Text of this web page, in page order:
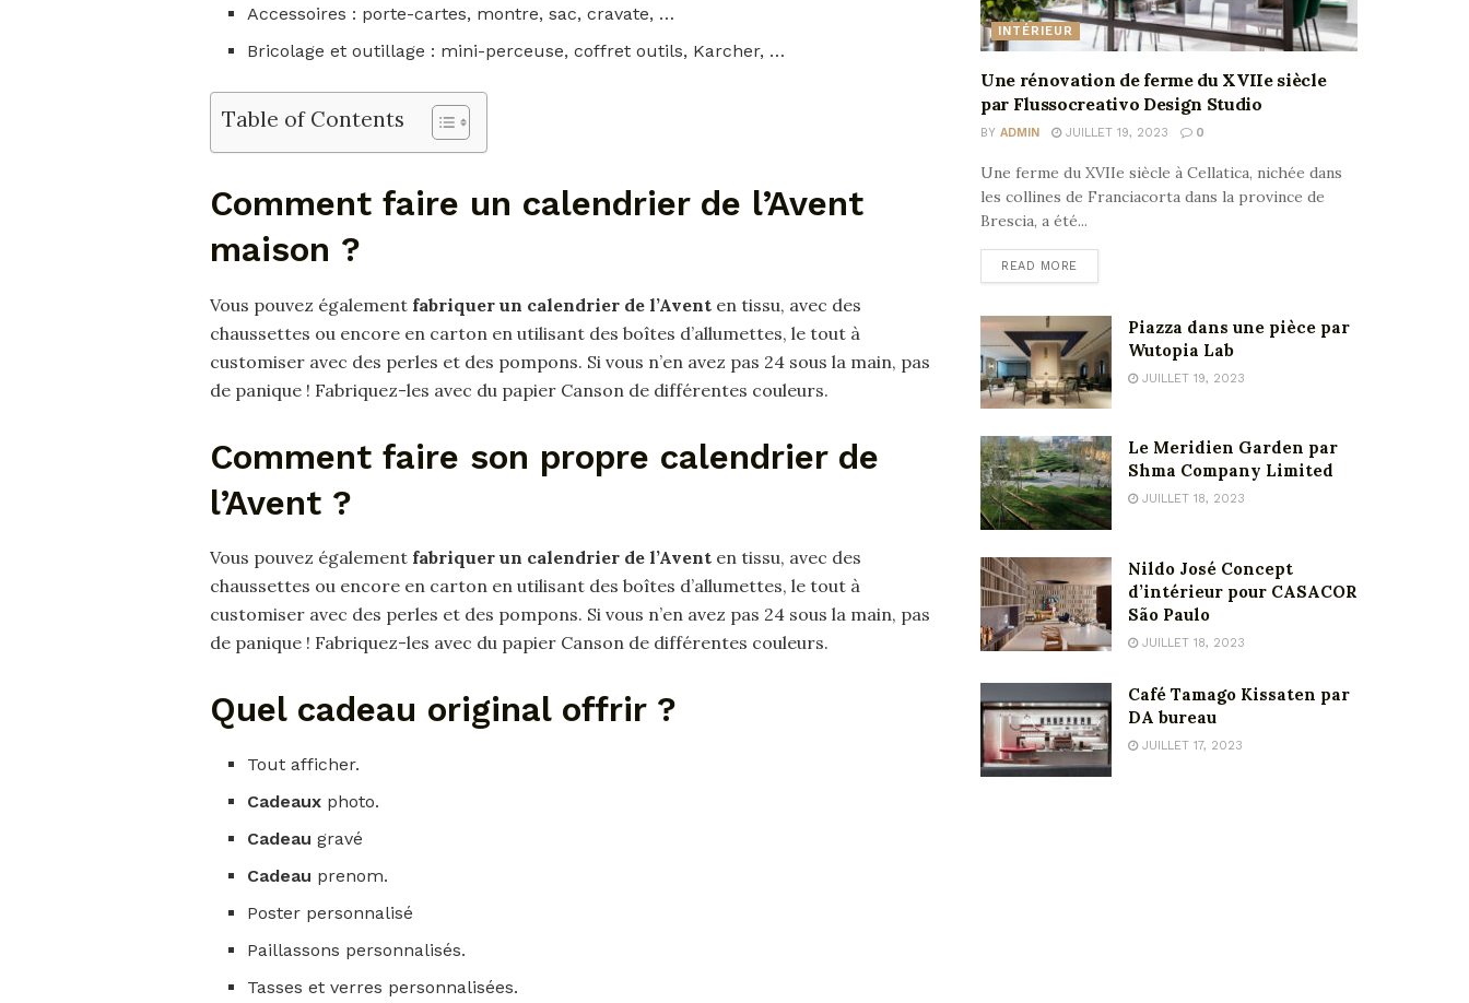
Accessoires : porte-cartes, montre, sac, cravate, …
Bricolage et outillage : mini-perceuse, coffret outils, Karcher, …
Table of Contents
Comment faire un calendrier de l’Avent
maison ?
Vous pouvez également fabriquer un calendrier de l’Avent en tissu, avec des
chaussettes ou encore en carton en utilisant des boîtes d’allumettes, le tout à
customiser avec des perles et des pompons. Si vous n’en avez pas 24 sous la main, pas
de panique ! Fabriquez-les avec du papier Canson de différentes couleurs.
Comment faire son propre calendrier de
l’Avent ?
Vous pouvez également fabriquer un calendrier de l’Avent en tissu, avec des
chaussettes ou encore en carton en utilisant des boîtes d’allumettes, le tout à
customiser avec des perles et des pompons. Si vous n’en avez pas 24 sous la main, pas
de panique ! Fabriquez-les avec du papier Canson de différentes couleurs.
Quel cadeau original offrir ?
Tout afficher.
Cadeaux photo.
Cadeaugravé
Cadeau prenom.
Poster personnalisé
Paillassons personnalisés.
Tasses et verres personnalisées.
INTÉRIEUR
Une rénovation de ferme du XVIIe siècle
par Flussocreativo Design Studio
BY ADMIN JUILLET 19, 2023 0
Une ferme du XVIIe siècle à Cellatica, nichée dans
les collines de Franciacorta dans la province de
Brescia, a été...
READ MORE
Piazza dans une pièce par
Wutopia Lab
JUILLET 19, 2023
Le Meridien Garden par
Shma Company Limited
JUILLET 18, 2023
Nildo José Concept
d’intérieur pour CASACOR
São Paulo
JUILLET 18, 2023
Café Tamago Kissaten par
DA bureau
JUILLET 17, 2023